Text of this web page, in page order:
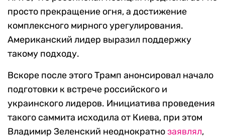
просто прекращение огня, а достижение
комплексного мирного урегулирования.
Американский лидер выразил поддержку
такому подходу.
Вскоре после этого Трамп анонсировал начало
подготовки к встрече российского и
украинского лидеров. Инициатива проведения
такого саммита исходила от Киева, при этом
Владимир Зеленский неоднократнозаявлял,